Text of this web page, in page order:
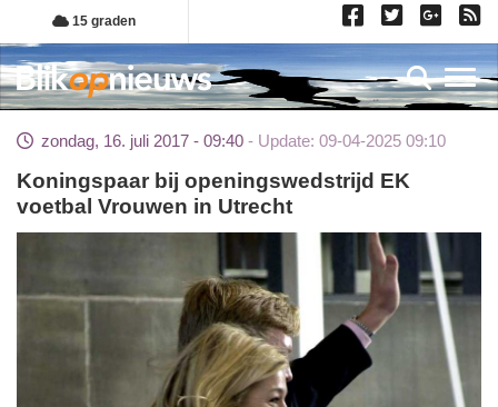
Overslaan
en
naar
de
gaan
15 graden
zondag, 16. juli 2017 - 09:40 Update: 09-04-2025 09:10
Koningspaar bij openingswedstrijd EK
voetbal Vrouwen in Utrecht